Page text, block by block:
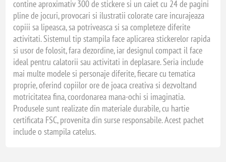
contine aproximativ 300 de stickere si un caiet cu 24 de pagini
pline de jocuri, provocari si ilustratii colorate care incurajeaza
copiii sa lipeasca, sa potriveasca si sa completeze diferite
activitati. Sistemul tip stampila face aplicarea stickerelor rapida
si usor de folosit, fara dezordine, iar designul compact il face
ideal pentru calatorii sau activitati in deplasare. Seria include
mai multe modele si personaje diferite, fiecare cu tematica
proprie, oferind copiilor ore de joaca creativa si dezvoltand
motricitatea fina, coordonarea mana-ochi si imaginatia.
Produsele sunt realizate din materiale durabile, cu hartie
certificata FSC, provenita din surse responsabile. Acest pachet
include o stampila catelus.